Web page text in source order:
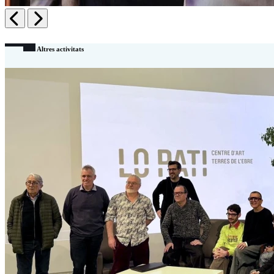
AnteriorSegüent
Altres activitats